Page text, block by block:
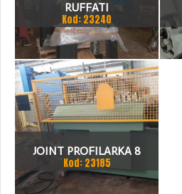
RUFFATI
Kod: 23240
JOINT PROFILARKA 8
STACJI
Kod: 23185